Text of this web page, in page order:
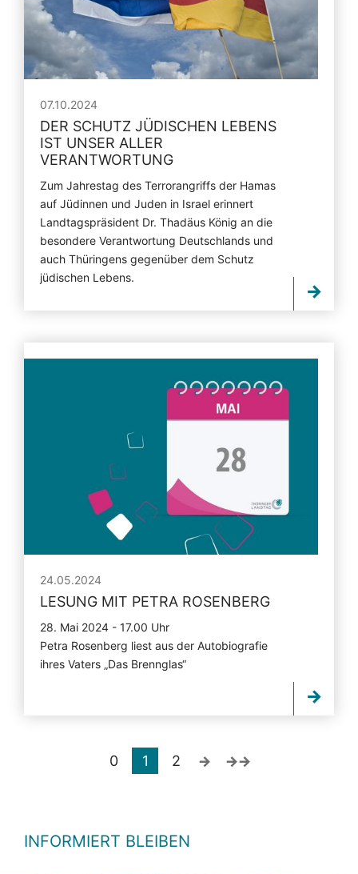
07.10.2024
DER SCHUTZ JÜDISCHEN LEBENS
IST UNSER ALLER
VERANTWORTUNG
Zum Jahrestag des Terrorangriffs der Hamas
auf Jüdinnen und Juden in Israel erinnert
Landtagspräsident Dr. Thadäus König an die
besondere Verantwortung Deutschlands und
auch Thüringens gegenüber dem Schutz
jüdischen Lebens.
24.05.2024
LESUNG MIT PETRA ROSENBERG
28. Mai 2024 - 17.00 Uhr
Petra Rosenberg liest aus der Autobiografie
ihres Vaters „Das Brennglas“
0 1 2
INFORMIERT BLEIBEN